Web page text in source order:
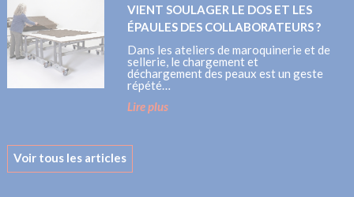
VIENT SOULAGER LE DOS ET LES
ÉPAULES DES COLLABORATEURS ?
Dans les ateliers de maroquinerie et de
sellerie, le chargement et
déchargement des peaux est un geste
répété…
Lire plus
Voir tous les articles